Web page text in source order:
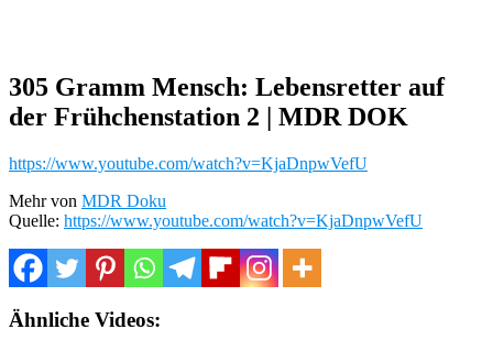
305 Gramm Mensch: Lebensretter auf
der Frühchenstation 2 | MDR DOK
https://www.youtube.com/watch?v=KjaDnpwVefU
Mehr von MDR Doku
Quelle: https://www.youtube.com/watch?v=KjaDnpwVefU
Ähnliche Videos: